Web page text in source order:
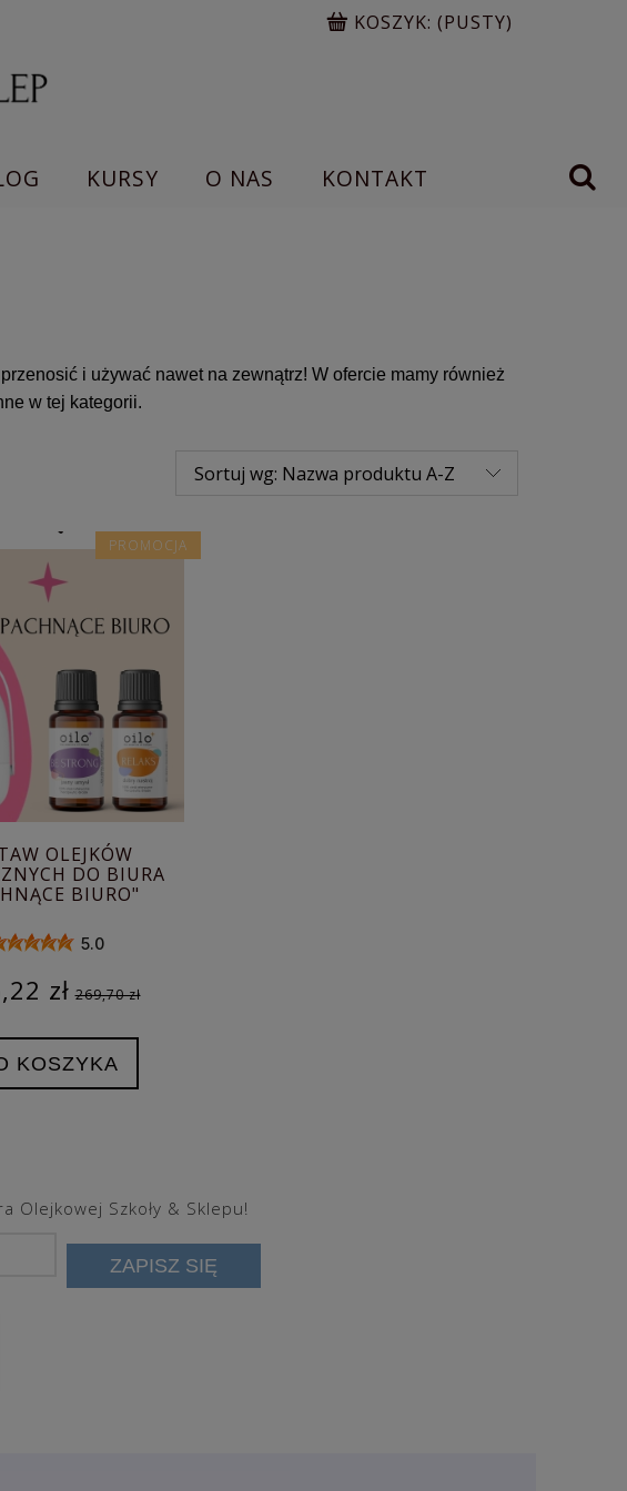
KOSZYK: (PUSTY)
KURSY O NAS KONTAKT
i używać nawet na zewnątrz! W ofercie mamy również
w tej kategorii.
Sortuj wg: Nazwa produktu A-Z
OLEJKÓW
DO BIURA
BIURO"
5.0
zł 269,70 zł
KOSZYKA
PROMOCJA
Olejkowej Szkoły & Sklepu!
ZAPISZ SIĘ